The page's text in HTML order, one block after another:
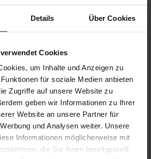
Details Über Cookies
Cookies
um Inhalte und Anzeigen zu
für soziale Medien anbieten
Zugriffe auf unsere Website zu
geben wir Informationen zu Ihrer
Website an unsere Partner für
und Analysen weiter. Unsere
Informationen möglicherweise mit
die Sie ihnen bereitgestellt
Blumen Zschorlich
Gärtnerei und Blumen Zschorlich